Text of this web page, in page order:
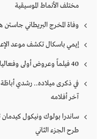
مختلف الأنماط الموسيقية
وفاة المخرج البريطاني
إيمي باسكال تكشف موعد
40 فيلماً وعروض أولى وفعاليات مهنية في مهرجان نافذة على أوروبا
في ذكرى ميلاده.. رشدي
آخر أفلامه
طرح الجزء الثاني